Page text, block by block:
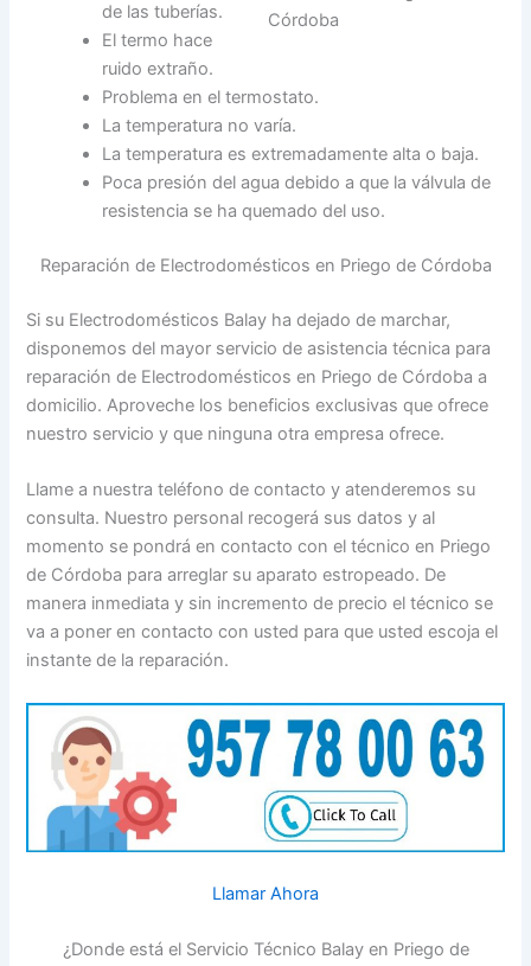
de las tuberías.
El termo hace
ruido extraño.
Problema en el termostato.
La temperatura no varía.
La temperatura es extremadamente alta o baja.
Poca presión del agua debido a que la válvula de
resistencia se ha quemado del uso.
Reparación de Electrodomésticos en Priego de Córdoba
Si su Electrodomésticos Balay ha dejado de marchar,
disponemos del mayor servicio de asistencia técnica para
reparación de Electrodomésticos en Priego de Córdoba a
domicilio. Aproveche los beneficios exclusivas que ofrece
nuestro servicio y que ninguna otra empresa ofrece.
Llame a nuestra teléfono de contacto y atenderemos su
consulta. Nuestro personal recogerá sus datos y al
momento se pondrá en contacto con el técnico en Priego
de Córdoba para arreglar su aparato estropeado. De
manera inmediata y sin incremento de precio el técnico se
va a poner en contacto con usted para que usted escoja el
instante de la reparación.
Llamar Ahora
¿Donde está el Servicio Técnico Balay en Priego de